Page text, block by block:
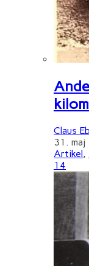
Claus
31.
Artikel ,
14